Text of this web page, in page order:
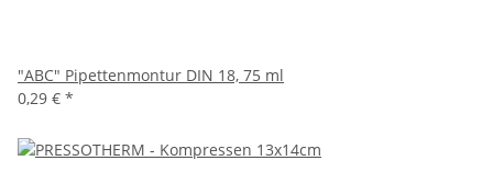
"ABC" Pipettenmontur DIN 18, 75 ml
0,29 € *